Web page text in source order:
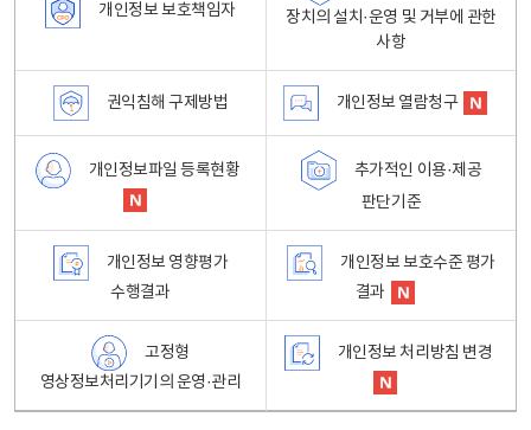
개인정보 보호책임자
장치의 설치·운영 및 거부에 관한
사항
권익침해 구제방법 개인정보 열람청구
개인정보파일 등록현황
추가적인 이용·제공
판단기준
개인정보 영향평가
수행결과
개인정보 보호수준 평가
결과
고정형
영상정보처리기기의 운영·관리
개인정보 처리방침 변경